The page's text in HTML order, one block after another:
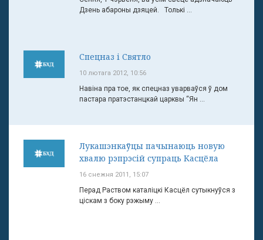
Дзень абароны дзяцей. Толькі ...
Спецназ і Святло
10 лютага 2012, 10:56
Навіна пра тое, як спецназ уварваўся ў дом
пастара пратэстанцкай царквы “Ян ...
Лукашэнкаўцы пачынаюць новую
хвалю рэпрэсій супраць Касцёла
16 снежня 2011, 15:07
Перад Раством каталіцкі Касцёл сутыкнуўся з
ціскам з боку рэжыму ...